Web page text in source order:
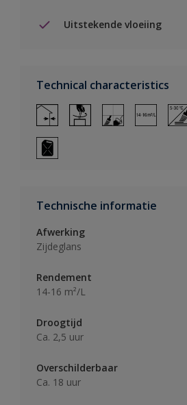
Uitstekende vloeiing
Technical characteristics
Technische informatie
Afwerking
Zijdeglans
Rendement
14-16 m²/L
Droogtijd
Ca. 2,5 uur
Overschilderbaar
Ca. 18 uur